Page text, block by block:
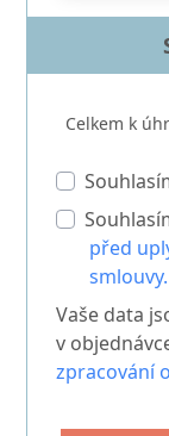
Celkem k
před
smlouvy.
Vaše data
v
zpracování